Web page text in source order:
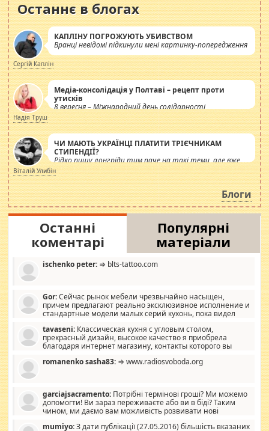
Останнє в блогах
КАПЛІНУ ПОГРОЖУЮТЬ УБИВСТВОМ
Вранці невідомі підкинули мені картинку-попередження
Сергій Каплін
Медіа-консолідація у Полтаві – рецепт проти
утисків
8 вересня – Міжнародний день солідарності
журналістів.
Надія Труш
ЧИ МАЮТЬ УКРАЇНЦІ ПЛАТИТИ ТРІЄЧНИКАМ
СТИПЕНДІЇ?
Рідко пишу лонгріди тим паче на такі теми, але вже
просто дістало! Обурюють сьогоднішні інсенуації
навколо стипендіального питання. Штучно
роздувається ще одна соціальна катастрофа.
Віталій Улибін
Блоги
Останні
коментарі
Популярні
матеріали
ischenko peter: ⇒ blts-tattoo.com
Gor:Сейчас рынок мебели чрезвычайно насыщен,
причем предлагают реально эксклюзивное исполнение и
стандартные модели малых серий кухонь, пока видел
стандартные формы, в MebelOk, креативненько и что главное -
со вкусом все в порядке, без ненужных наворотов удорожающих
мебель, а это не последний фактор.
tavaseni: Классическая кухня с угловым столом,
прекрасный дизайн, высокое качество я приобрела
благодаря интернет магазину, контакты которого вы
romanenko sasha83: ⇒ www.radiosvoboda.org
garciajsacramento: Потрібні термінові гроші? Ми можемо
допомогти! Ви зараз переживаєте або ви в біді? Таким
чином, ми даємо вам можливість розвивати нові
допомагати людям, які намагаються дати їм шанс. Кожен
mumiyo:З дати публікації (27.05.2016) більшість вказаних